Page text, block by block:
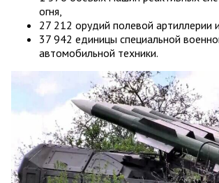
огня,
27 212 орудий полевой артиллерии
37 942 единицы специальной
автомобильной техники.